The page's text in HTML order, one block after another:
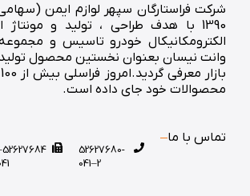
فراستارگان سپهر لوازم ایمن (سهامی
1390 با هدف طراحی ، تولید و مونتاژ
خودرو تاسیس و مجموعه
نیسان بعنوان نخستین محصول تولیدی
بازار معرفی
خود جای داده است.
با ما
52627680-
52627684–